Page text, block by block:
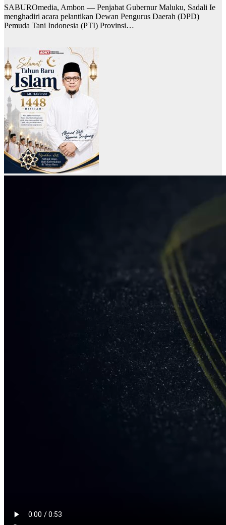
SABUROmedia, Ambon — Penjabat Gubernur Maluku, Sadali Ie
menghadiri acara pelantikan Dewan Pengurus Daerah (DPD)
Pemuda Tani Indonesia (PTI) Provinsi…